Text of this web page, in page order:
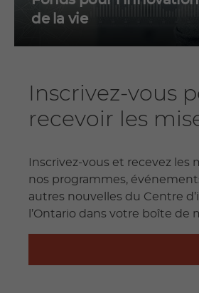
de la vie
Inscrivez-vous
recevoir les
Inscrivez-vous et recevez les
nos programmes,
autres nouvelles du Centre
l’Ontario dans votre boîte de